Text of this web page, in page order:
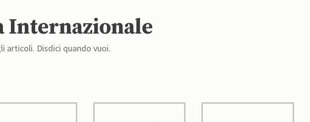
Internazionale
articoli. Disdici quando vuoi.